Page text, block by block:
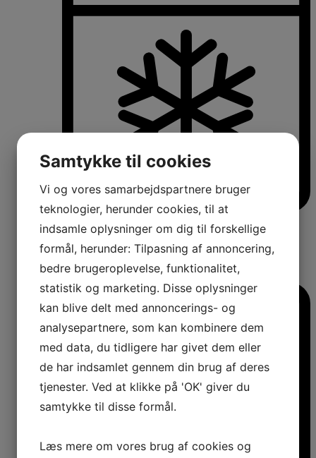
Køle-/fryseskabe
Fritstående køle-/fryseskabe
Integrerbare køle-/fryseskabe
Køleskabe med fryseboks
Amerikanerkøleskabe
Samtykke til cookies
Vi og vores samarbejdspartnere bruger
teknologier, herunder cookies, til at
indsamle oplysninger om dig til forskellige
formål, herunder: Tilpasning af annoncering,
bedre brugeroplevelse, funktionalitet,
statistik og marketing. Disse oplysninger
kan blive delt med annoncerings- og
analysepartnere, som kan kombinere dem
med data, du tidligere har givet dem eller
de har indsamlet gennem din brug af deres
tjenester. Ved at klikke på 'OK' giver du
samtykke til disse formål.
Læs mere om vores brug af cookies og